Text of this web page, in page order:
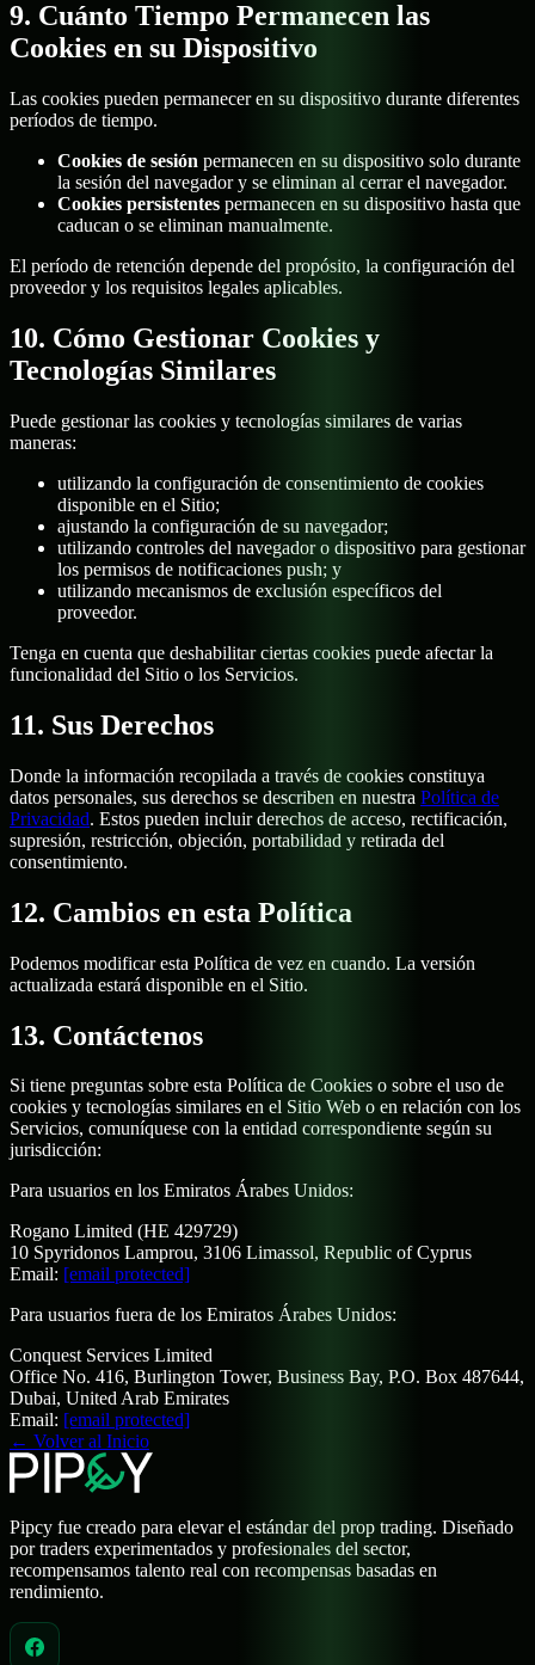
9. Cuánto Tiempo Permanecen las
Cookies en su Dispositivo
Las cookies pueden permanecer en su dispositivo durante diferentes
períodos de tiempo.
Cookies de sesión permanecen en su dispositivo solo durante
la sesión del navegador y se eliminan al cerrar el navegador.
Cookies persistentes permanecen en su dispositivo hasta que
caducan o se eliminan manualmente.
El período de retención depende del propósito, la configuración del
proveedor y los requisitos legales aplicables.
10. Cómo Gestionar Cookies y
Tecnologías Similares
Puede gestionar las cookies y tecnologías similares de varias
maneras:
utilizando la configuración de consentimiento de cookies
disponible en el Sitio;
ajustando la configuración de su navegador;
utilizando controles del navegador o dispositivo para gestionar
los permisos de notificaciones push; y
utilizando mecanismos de exclusión específicos del
proveedor.
Tenga en cuenta que deshabilitar ciertas cookies puede afectar la
funcionalidad del Sitio o los Servicios.
11. Sus Derechos
Donde la información recopilada a través de cookies constituya
datos personales, sus derechos se describen en nuestra Política de
Privacidad. Estos pueden incluir derechos de acceso, rectificación,
supresión, restricción, objeción, portabilidad y retirada del
consentimiento.
12. Cambios en esta Política
Podemos modificar esta Política de vez en cuando. La versión
actualizada estará disponible en el Sitio.
13. Contáctenos
Si tiene preguntas sobre esta Política de Cookies o sobre el uso de
cookies y tecnologías similares en el Sitio Web o en relación con los
Servicios, comuníquese con la entidad correspondiente según su
jurisdicción:
Para usuarios en los Emiratos Árabes Unidos:
Rogano Limited (HE 429729)
10 Spyridonos Lamprou, 3106 Limassol, Republic of Cyprus
Email: [email protected]
Para usuarios fuera de los Emiratos Árabes Unidos:
Conquest Services Limited
Office No. 416, Burlington Tower, Business Bay, P.O. Box 487644,
Dubai, United Arab Emirates
Email: [email protected]
← Volver al Inicio
Pipcy fue creado para elevar el estándar del prop trading. Diseñado
por traders experimentados y profesionales del sector,
recompensamos talento real con recompensas basadas en
rendimiento.